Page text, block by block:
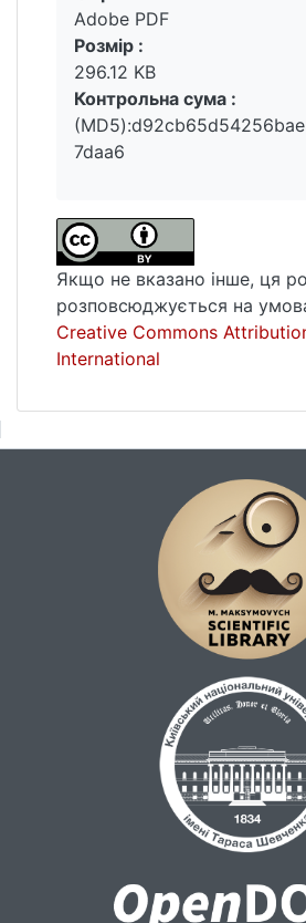
Adobe PDF
Розмір :
296.12 KB
Контрольна сума :
7daa6
Якщо не вказано інше, ця
розповсюджується на
Creative Commons
International